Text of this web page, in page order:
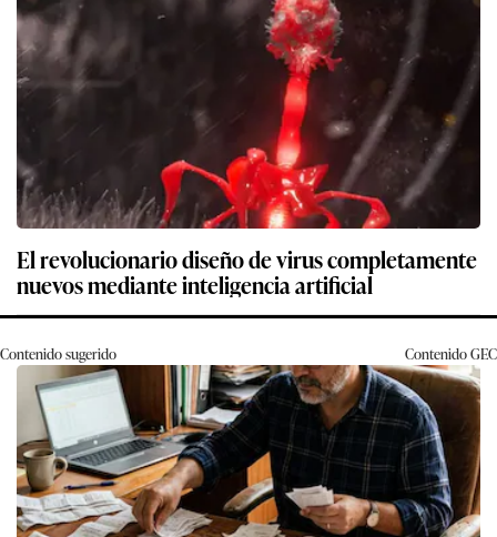
El revolucionario diseño de virus completamente
nuevos mediante inteligencia artificial
Contenido sugerido ContenidoGEC